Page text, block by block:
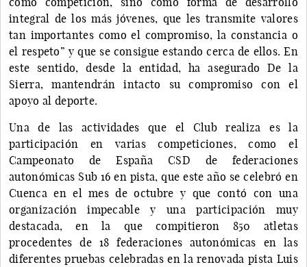
integral de los más jóvenes, que les transmite valores
tan importantes como el compromiso, la constancia o
el respeto” y que se consigue estando cerca de ellos. En
este sentido, desde la entidad, ha asegurado De la
Sierra, mantendrán intacto su compromiso con el
apoyo al deporte.
Una de las actividades que el Club realiza es la
participación en varias competiciones, como el
Campeonato de España CSD de federaciones
autonómicas Sub 16 en pista, que este año se celebró en
Cuenca en el mes de octubre y que contó con una
organización impecable y una participación muy
destacada, en la que compitieron 850 atletas
procedentes de 18 federaciones autonómicas en las
diferentes pruebas celebradas en la renovada pista Luis